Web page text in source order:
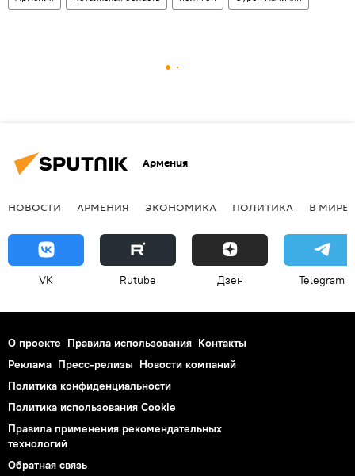
Армения
НОВОСТИ АРМЕНИЯ ЭКОНОМИКА ПОЛИТИКА В МИРЕ
VK Rutube Дзен Telegram
О проекте Правила использования Контакты
Реклама Пресс-релизы Новости компаний
Политика конфиденциальности
Политика использования Cookie
Правила применения рекомендательных
технологий
Обратная связь